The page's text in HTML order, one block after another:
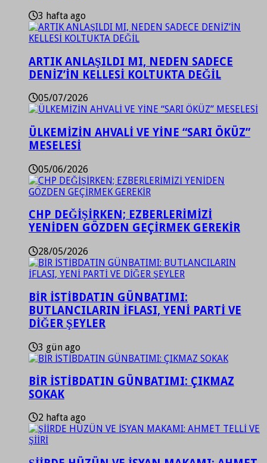
3 hafta ago
ARTIK ANLAŞILDI MI, NEDEN SADECE
DENİZ’İN KELLESİ KOLTUKTA DEĞİL
05/07/2026
ÜLKEMİZİN AHVALİ VE YİNE “SARI ÖKÜZ”
MESELESİ
05/06/2026
CHP DEĞİŞİRKEN; EZBERLERİMİZİ
YENİDEN GÖZDEN GEÇİRMEK GEREKİR
28/05/2026
BİR İSTİBDATIN GÜNBATIMI:
BUTLANCILARIN İFLASI, YENİ PARTİ VE
DİĞER ŞEYLER
3 gün ago
BİR İSTİBDATIN GÜNBATIMI: ÇIKMAZ
SOKAK
2 hafta ago